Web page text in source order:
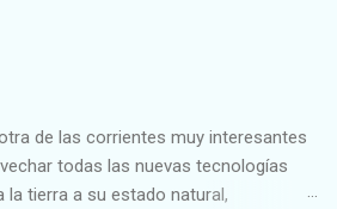
de las corrientes muy interesantes
todas las nuevas tecnologías
la tierra a su estado natural,